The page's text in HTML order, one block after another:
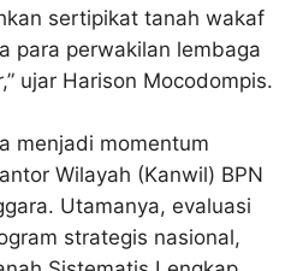
sertipikat tanah wakaf
para perwakilan lembaga
ujar Harison Mocodompis.
menjadi momentum
Wilayah (Kanwil) BPN
Utamanya, evaluasi
strategis nasional,